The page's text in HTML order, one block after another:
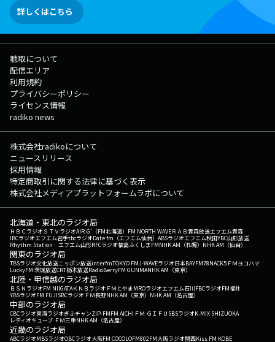
詳しくはこちら
聴取について
配信エリア
利用規約
プライバシーポリシー
ライセンス情報
radiko news
株式会社radikoについて
ニュースリリース
採用情報
特定商取引に関する法律に基づく表示
株式会社メディアプラットフォームラボについて
北海道・東北のラジオ局
ＨＢＣラジオＳＴＶラジオAIR-G'（FM北海道） FM NORTH WAVEＲＡＢ青森放送エフエム青森
IBCラジオエフエム岩手tbcラジオDate fm（エフエム仙台） ABSラジオエフエム秋田YBC山形放送
Rhythm Station エフエム山形RFCラジオ福島ふくしまFMNHK AM（札幌） NHK AM（仙台）
関東のラジオ局
TBSラジオ文化放送ニッポン放送interfmTOKYO FMJ-WAVEラジオ日本BAYFM78NACK5 ＦＭヨコハマ
LuckyFM 茨城放送CRT栃木放送RadioBerryFM GUNMANHK AM（東京）
北陸・甲信越のラジオ局
ＢＳＮラジオFM NIIGATAＫＮＢラジオ ＦＭとやまMROラジオエフエム石川FBCラジオFM福井
YBSラジオFM FUJISBCラジオ ＦＭ長野NHK AM（東京） NHK AM（名古屋）
中部のラジオ局
CBCラジオ東海ラジオぎふチャンZIP-FMFM AICHI ＦＭ ＧＩＦＵ SBSラジオK-MIX SHIZUOKA
レディオキューブ ＦＭ三重NHK AM（名古屋）
近畿のラジオ局
ABCラジオMBSラジオOBCラジオ大阪FM COCOLOFM802FM大阪ラジオ関西Kiss FM KOBE